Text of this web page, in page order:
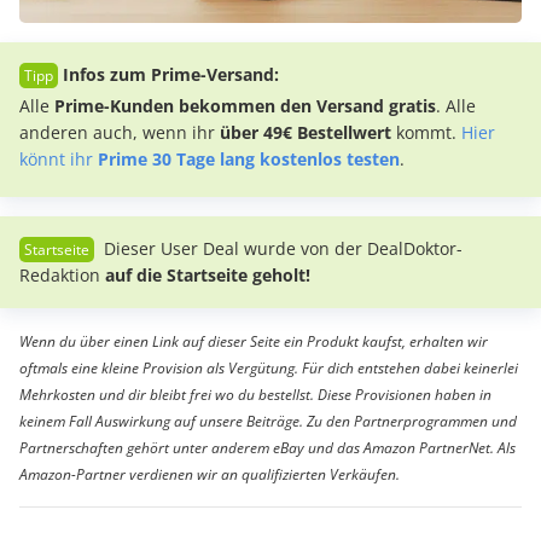
Infos zum Prime-Versand:
Alle Prime-Kunden bekommen den Versand gratis. Alle
anderen auch, wenn ihr über 49€ Bestellwert kommt. Hier
könnt ihr Prime 30 Tage lang kostenlos testen.
Dieser User Deal wurde von der DealDoktor-
Redaktion auf die Startseite geholt!
Wenn du über einen Link auf dieser Seite ein Produkt kaufst, erhalten wir
oftmals eine kleine Provision als Vergütung. Für dich entstehen dabei keinerlei
Mehrkosten und dir bleibt frei wo du bestellst. Diese Provisionen haben in
keinem Fall Auswirkung auf unsere Beiträge. Zu den Partnerprogrammen und
Partnerschaften gehört unter anderem eBay und das Amazon PartnerNet. Als
Amazon-Partner verdienen wir an qualifizierten Verkäufen.